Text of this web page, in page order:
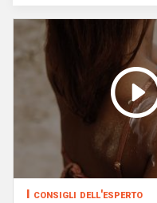
I consigli dell'esperto